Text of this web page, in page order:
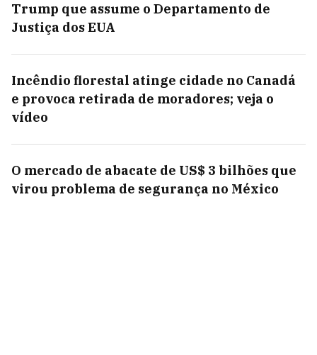
Trump que assume o Departamento de
Justiça dos EUA
Incêndio florestal atinge cidade no Canadá
e provoca retirada de moradores; veja o
vídeo
O mercado de abacate de US$ 3 bilhões que
virou problema de segurança no México